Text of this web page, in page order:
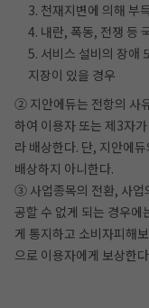
3. 천재지변에 의해 부
4. 내란, 폭동, 전쟁 등
5. 서비스 설비의 장애
지장이 있을 경우
② 지안에듀는 전항의 사
하여 이용자 또는 제3자
라 배상한다. 단, 지안에
배상하지 아니한다.
③ 사업종목의 전환, 사업
공할 수 없게 되는 경우에
게 통지하고 소비자피해
으로 이용자에게 보상한